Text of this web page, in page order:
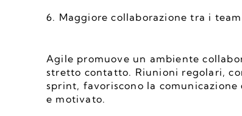
6. Maggiore collaborazione tra i team
Agile promuove un ambiente
stretto contatto. Riunioni regolari,
sprint, favoriscono la
e motivato.